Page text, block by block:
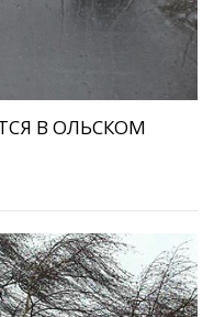
В ОЛЬСКОМ